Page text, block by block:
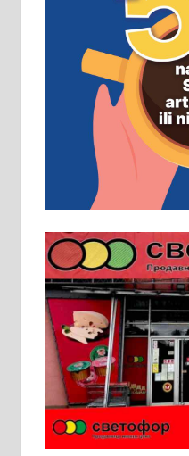
Рудник и
д.о.о. Рудник
помоћника
Основна школа,
искуство на
пословима, али
услов.
превоз,
локал 22
Пружам услуге
у грађевини,
молерских
Ало таксију
категоријом.
Потребна два
стоваришту